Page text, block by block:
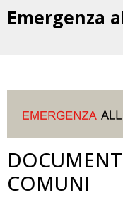
Emergenza
COMUNI